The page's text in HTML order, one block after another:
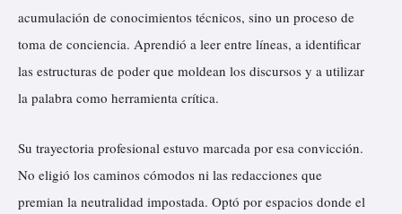
acumulación de conocimientos técnicos, sino un proceso de
toma de conciencia. Aprendió a leer entre líneas, a identificar
las estructuras de poder que moldean los discursos y a utilizar
la palabra como herramienta crítica.
Su trayectoria profesional estuvo marcada por esa convicción.
No eligió los caminos cómodos ni las redacciones que
premian la neutralidad impostada. Optó por espacios donde el